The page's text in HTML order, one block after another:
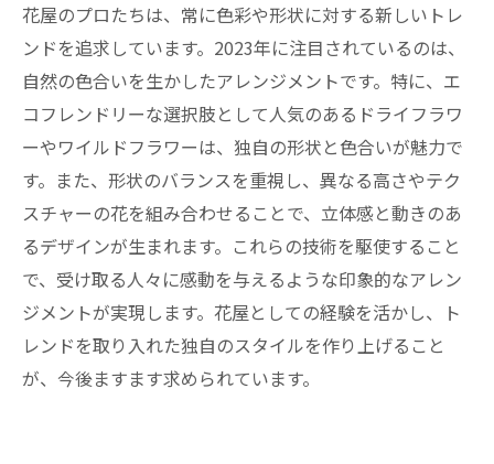
花屋のプロたちは、常に色彩や形状に対する新しいトレ
ンドを追求しています。2023年に注目されているのは、
自然の色合いを生かしたアレンジメントです。特に、エ
コフレンドリーな選択肢として人気のあるドライフラワ
ーやワイルドフラワーは、独自の形状と色合いが魅力で
す。また、形状のバランスを重視し、異なる高さやテク
スチャーの花を組み合わせることで、立体感と動きのあ
るデザインが生まれます。これらの技術を駆使すること
で、受け取る人々に感動を与えるような印象的なアレン
ジメントが実現します。花屋としての経験を活かし、ト
レンドを取り入れた独自のスタイルを作り上げること
が、今後ますます求められています。